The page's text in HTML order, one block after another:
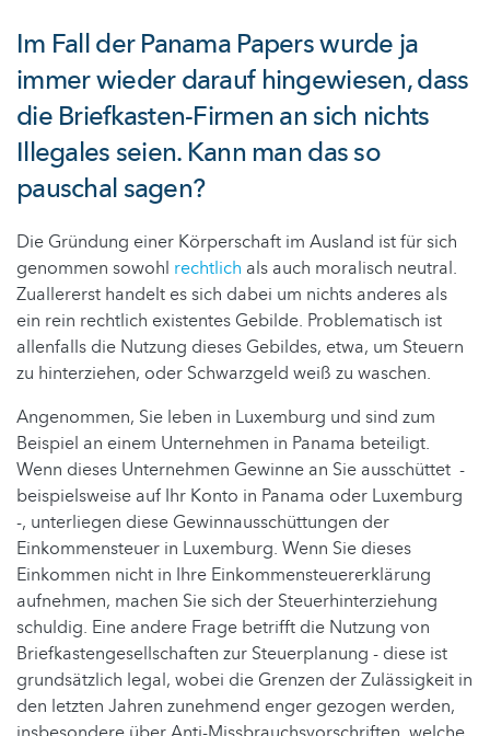
Im Fall der Panama Papers wurde ja
immer wieder darauf hingewiesen, dass
die Briefkasten-Firmen an sich nichts
Illegales seien. Kann man das so
pauschal sagen?
Die Gründung einer Körperschaft im Ausland ist für sich
genommen sowohl rechtlich als auch moralisch neutral.
Zuallererst handelt es sich dabei um nichts anderes als
ein rein rechtlich existentes Gebilde. Problematisch ist
allenfalls die Nutzung dieses Gebildes, etwa, um Steuern
zu hinterziehen, oder Schwarzgeld weiß zu waschen.
Angenommen, Sie leben in Luxemburg und sind zum
Beispiel an einem Unternehmen in Panama beteiligt.
Wenn dieses Unternehmen Gewinne an Sie ausschüttet -
beispielsweise auf Ihr Konto in Panama oder Luxemburg
-, unterliegen diese Gewinnausschüttungen der
Einkommensteuer in Luxemburg. Wenn Sie dieses
Einkommen nicht in Ihre Einkommensteuererklärung
aufnehmen, machen Sie sich der Steuerhinterziehung
schuldig. Eine andere Frage betrifft die Nutzung von
Briefkastengesellschaften zur Steuerplanung - diese ist
grundsätzlich legal, wobei die Grenzen der Zulässigkeit in
den letzten Jahren zunehmend enger gezogen werden,